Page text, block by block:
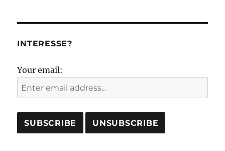
INTERESSE?
Your email: